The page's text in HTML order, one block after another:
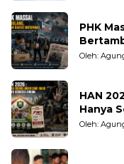
PHK
Oleh:
HAN
Hanya
Oleh: